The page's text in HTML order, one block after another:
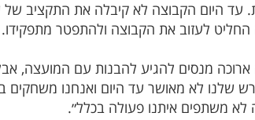
לעזוב את הקבוצה ולהתפטר מתפקידו.
ארוכה מנסים להגיע להבנות עם המועצה,
קיבלנו את התקציב של עונת 2023 וגם כן המגרש שלנו לא מאושר עד
לא משתפים איתנו פעולה בכלל״.